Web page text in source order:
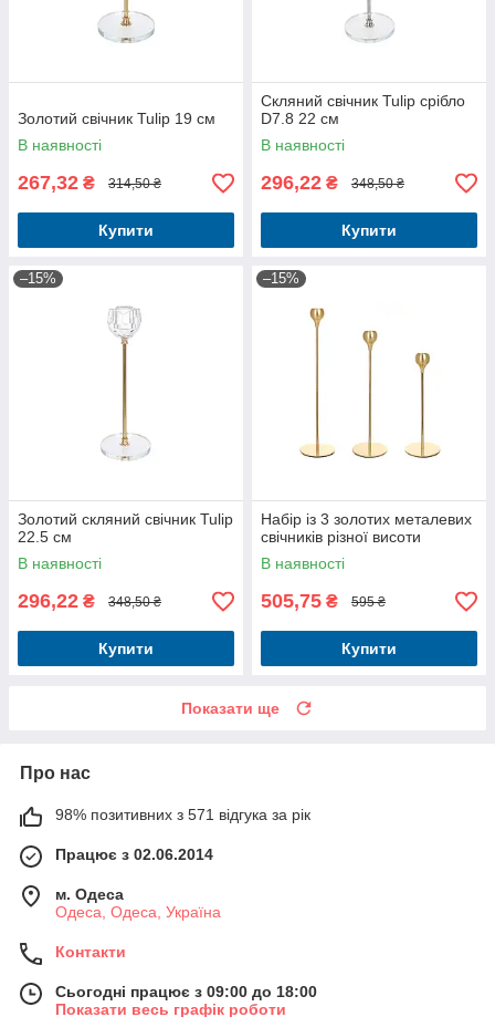
Золотий свічник Tulip 19 см
В наявності
267,32 ₴ 314,50 ₴
Купити
Скляний свічник Tulip срібло
D7.8 22 см
В наявності
296,22 ₴ 348,50 ₴
Купити
–15%
Золотий скляний свічник Tulip
22.5 см
В наявності
296,22 ₴ 348,50 ₴
Купити
–15%
Набір із 3 золотих металевих
свічників різної висоти
В наявності
505,75 ₴ 595 ₴
Купити
Показати ще
Про нас
98% позитивних з 571 відгука за рік
Працює з 02.06.2014
м. Одеса
Одеса, Одеса, Україна
Контакти
Сьогодні працює з 09:00 до 18:00
Показати весь графік роботи